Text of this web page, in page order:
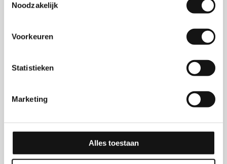
Noodzakelijk
Voorkeuren
Statistieken
Marketing
Alles toestaan
laundromat employee
Industrie Industry